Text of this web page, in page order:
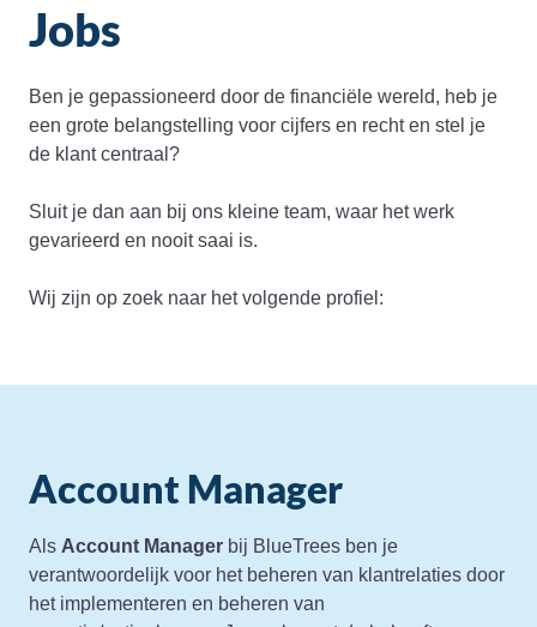
Jobs
Ben je gepassioneerd door de financiële wereld, heb je
een grote belangstelling voor cijfers en recht en stel je
de klant centraal?
Sluit je dan aan bij ons kleine team, waar het werk
gevarieerd en nooit saai is.
Wij zijn op zoek naar het volgende profiel:
Account Manager
Als Account Manager bij BlueTrees ben je
verantwoordelijk voor het beheren van klantrelaties door
het implementeren en beheren van